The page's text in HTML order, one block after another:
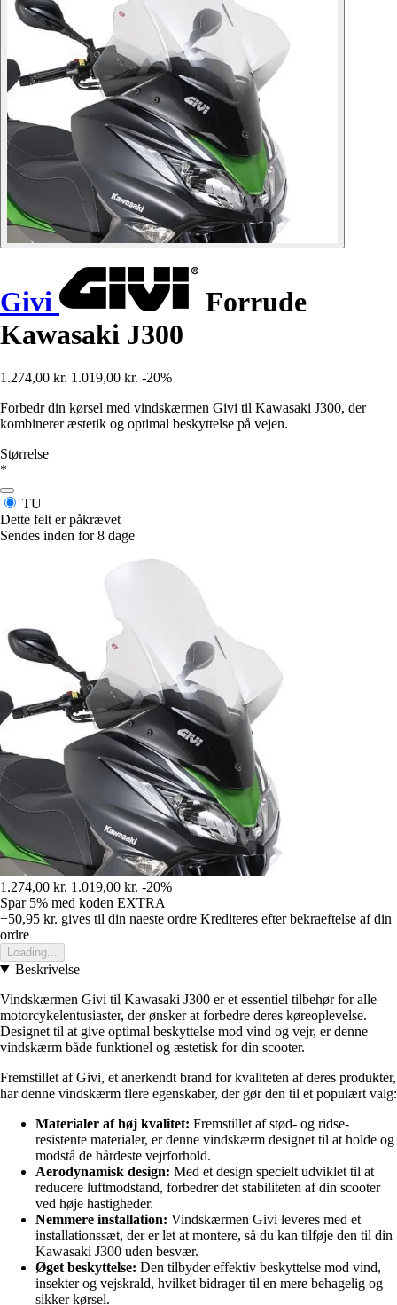
Givi
Forrude
Kawasaki J300
1.274,00 kr. 1.019,00 kr. -20%
Forbedr din kørsel med vindskærmen Givi til Kawasaki J300, der
kombinerer æstetik og optimal beskyttelse på vejen.
Størrelse
*
TU
Dette felt er påkrævet
Sendes inden for 8 dage
1.274,00 kr. 1.019,00 kr. -20%
Spar 5% med koden EXTRA
+50,95 kr. gives til din naeste ordre Krediteres efter bekraeftelse af din
ordre
Loading...
Beskrivelse
Vindskærmen Givi til Kawasaki J300 er et essentiel tilbehør for alle
motorcykelentusiaster, der ønsker at forbedre deres køreoplevelse.
Designet til at give optimal beskyttelse mod vind og vejr, er denne
vindskærm både funktionel og æstetisk for din scooter.
Fremstillet af Givi, et anerkendt brand for kvaliteten af deres produkter,
har denne vindskærm flere egenskaber, der gør den til et populært valg:
Materialer af høj kvalitet: Fremstillet af stød- og ridse-
resistente materialer, er denne vindskærm designet til at holde og
modstå de hårdeste vejrforhold.
Aerodynamisk design: Med et design specielt udviklet til at
reducere luftmodstand, forbedrer det stabiliteten af din scooter
ved høje hastigheder.
Nemmere installation: Vindskærmen Givi leveres med et
installationssæt, der er let at montere, så du kan tilføje den til din
Kawasaki J300 uden besvær.
Øget beskyttelse: Den tilbyder effektiv beskyttelse mod vind,
insekter og vejskrald, hvilket bidrager til en mere behagelig og
sikker kørsel.